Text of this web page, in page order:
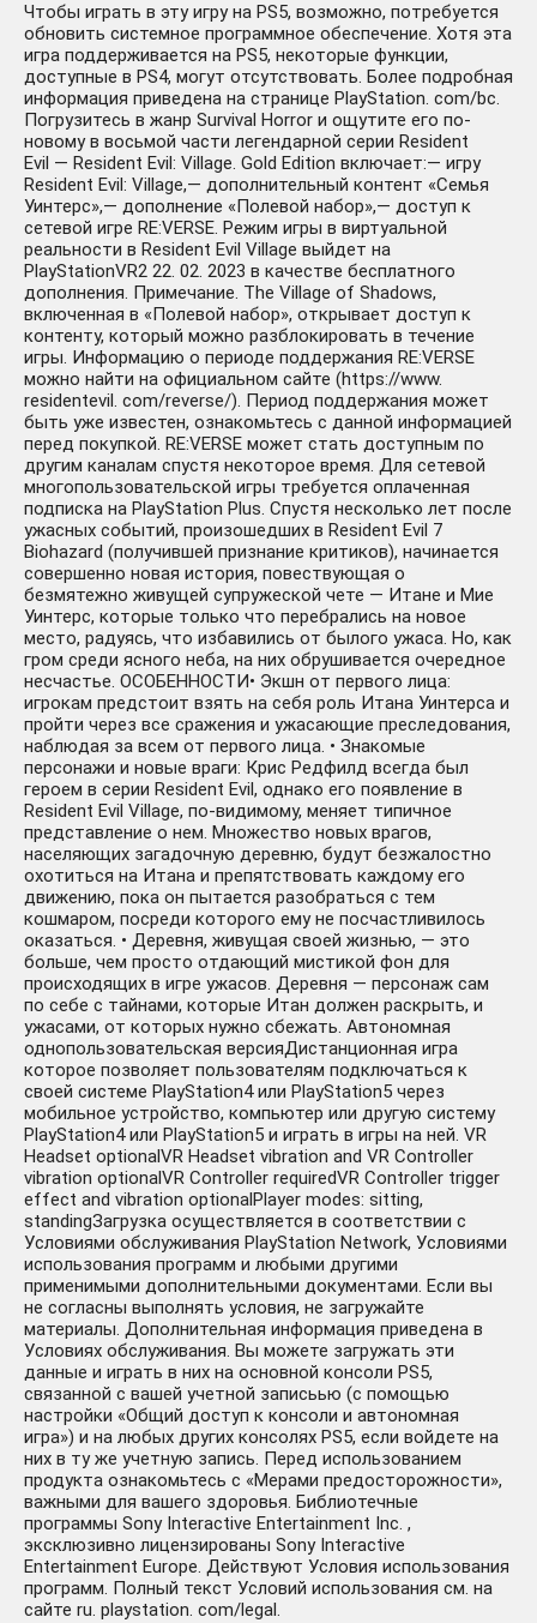
Чтобы играть в эту игру на PS5, возможно, потребуется
обновить системное программное обеспечение. Хотя эта
игра поддерживается на PS5, некоторые функции,
доступные в PS4, могут отсутствовать. Более подробная
информация приведена на странице PlayStation. com/bc.
Погрузитесь в жанр Survival Horror и ощутите его по-
новому в восьмой части легендарной серии Resident
Evil — Resident Evil: Village. Gold Edition включает:— игру
Resident Evil: Village,— дополнительный контент «Семья
Уинтерс»,— дополнение «Полевой набор»,— доступ к
сетевой игре RE:VERSE. Режим игры в виртуальной
реальности в Resident Evil Village выйдет на
PlayStationVR2 22. 02. 2023 в качестве бесплатного
дополнения. Примечание. The Village of Shadows,
включенная в «Полевой набор», открывает доступ к
контенту, который можно разблокировать в течение
игры. Информацию о периоде поддержания RE:VERSE
можно найти на официальном сайте (https://www.
residentevil. com/reverse/). Период поддержания может
быть уже известен, ознакомьтесь с данной информацией
перед покупкой. RE:VERSE может стать доступным по
другим каналам спустя некоторое время. Для сетевой
многопользовательской игры требуется оплаченная
подписка на PlayStation Plus. Спустя несколько лет после
ужасных событий, произошедших в Resident Evil 7
Biohazard (получившей признание критиков), начинается
совершенно новая история, повествующая о
безмятежно живущей супружеской чете — Итане и Мие
Уинтерс, которые только что перебрались на новое
место, радуясь, что избавились от былого ужаса. Но, как
гром среди ясного неба, на них обрушивается очередное
несчастье. ОСОБЕННОСТИ• Экшн от первого лица:
игрокам предстоит взять на себя роль Итана Уинтерса и
пройти через все сражения и ужасающие преследования,
наблюдая за всем от первого лица. • Знакомые
персонажи и новые враги: Крис Редфилд всегда был
героем в серии Resident Evil, однако его появление в
Resident Evil Village, по-видимому, меняет типичное
представление о нем. Множество новых врагов,
населяющих загадочную деревню, будут безжалостно
охотиться на Итана и препятствовать каждому его
движению, пока он пытается разобраться с тем
кошмаром, посреди которого ему не посчастливилось
оказаться. • Деревня, живущая своей жизнью, — это
больше, чем просто отдающий мистикой фон для
происходящих в игре ужасов. Деревня — персонаж сам
по себе с тайнами, которые Итан должен раскрыть, и
ужасами, от которых нужно сбежать. Автономная
однопользовательская версияДистанционная игра
которое позволяет пользователям подключаться к
своей системе PlayStation4 или PlayStation5 через
мобильное устройство, компьютер или другую систему
PlayStation4 или PlayStation5 и играть в игры на ней. VR
Headset optionalVR Headset vibration and VR Controller
vibration optionalVR Controller requiredVR Controller trigger
effect and vibration optionalPlayer modes: sitting,
standingЗагрузка осуществляется в соответствии с
Условиями обслуживания PlayStation Network, Условиями
использования программ и любыми другими
применимыми дополнительными документами. Если вы
не согласны выполнять условия, не загружайте
материалы. Дополнительная информация приведена в
Условиях обслуживания. Вы можете загружать эти
данные и играть в них на основной консоли PS5,
связанной с вашей учетной записьью (с помощью
настройки «Общий доступ к консоли и автономная
игра») и на любых других консолях PS5, если войдете на
них в ту же учетную запись. Перед использованием
продукта ознакомьтесь с «Мерами предосторожности»,
важными для вашего здоровья. Библиотечные
программы Sony Interactive Entertainment Inc. ,
эксклюзивно лицензированы Sony Interactive
Entertainment Europe. Действуют Условия использования
программ. Полный текст Условий использования см. на
сайте ru. playstation. com/legal.